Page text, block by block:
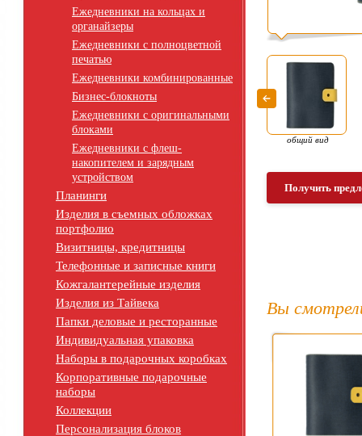
Ежедневники на кольцах и
органайзеры
Ежедневники с полноцветной
печатью
Ежедневники комбинированные
Бизнес-блокноты
Ежедневники с оригинальными
блоками
Ежедневники с флеш-
накопителем и зарядным
устройством
Планинги
Изделия в съемных обложках
портфолио
Визитницы, кредитницы
Телефонные и записные книги
Кожгалантерейные изделия
Изделия из Тайвека
Папки деловые и ресторанные
Индивидуальная упаковка
Наборы в подарочных коробках
Корпоративные подарочные
наборы
Коллекции
Персонализация блоков
общий вид
Получить
Вы